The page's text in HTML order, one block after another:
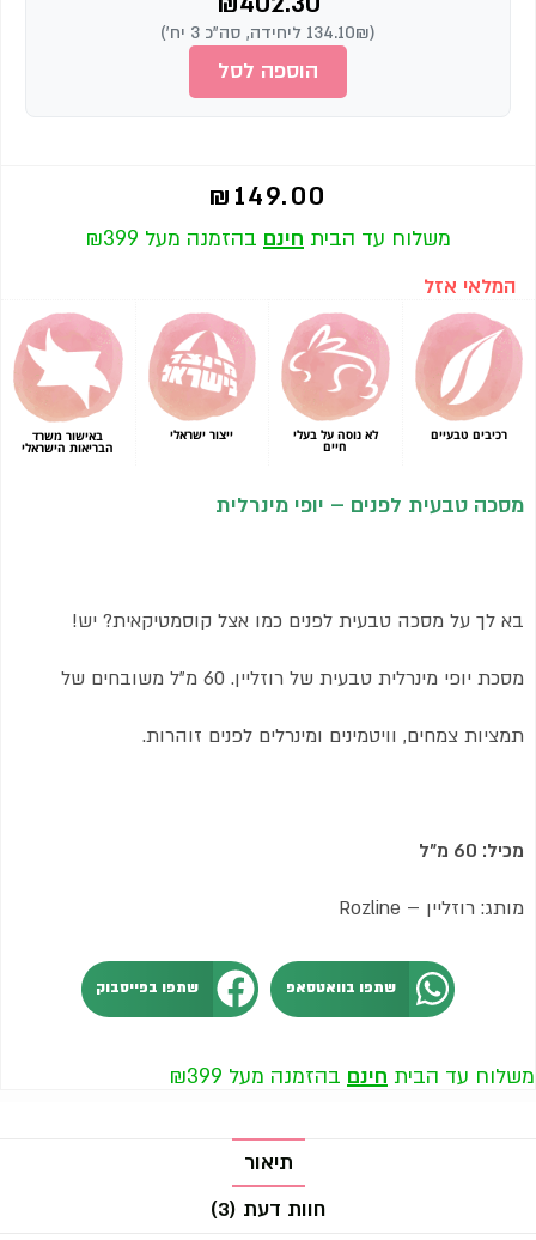
₪ 149.00
משלוח עד הבית חינם בהזמנה מעל ₪399
המלאי אזל
רכיבים טבעיים לא נוסה על בעלי
חיים
ייצור ישראלי באישור משרד
הבריאות הישראלי
מסכה טבעית לפנים – יופי מינרלית
בא לך על מסכה טבעית לפנים כמו אצל קוסמטיקאית? יש!
מסכת יופי מינרלית טבעית של רוזליין. 60 מ"ל משובחים של
תמציות צמחים, וויטמינים ומינרלים לפנים זוהרות.
מכיל: 60 מ"ל
מותג: רוזליין – Rozline
שתפו בוואטסאפ שתפו בפייסבוק
משלוח עד הבית חינם בהזמנה מעל ₪399
(134.10₪ ליחידה, סה"כ 3 יח')
הוספה לסל
תיאור
חוות דעת (3)